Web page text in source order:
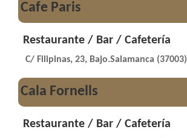
Cafe Paris
Restaurante / Bar / Cafetería
C/ Filipinas, 23, Bajo.Salamanca (37003)
Cala Fornells
Restaurante / Bar / Cafetería